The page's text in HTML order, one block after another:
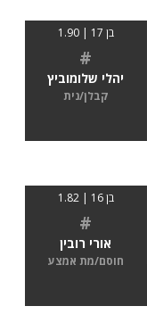
בן 17 | 1.90
#
יהלי שלומוביץ
קבלן/נית
בן 16 | 1.82
#
אורי רובין
חוסם/מת אמצע